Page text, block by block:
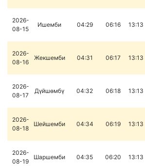
2026-
08-15
Ишемби 04:29 06:16 13:13
2026-
08-16
Жекшемби 04:31 06:17 13:13
2026-
08-17
Дүйшөмбү 04:32 06:18 13:13
2026-
08-18
Шейшемби 04:34 06:19 13:13
2026-
08-19
Шаршемби 04:35 06:20 13:13